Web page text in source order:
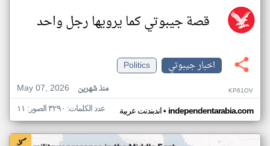
قصة جيبوتي كما يرويها رجل واحد
اخبار جيبوتي
Politics
May 07, 2026
منذ شهرين KP61OV
اندبندنت عربية• independentarabia.com عدد الكلمات: ٣٢٩٠ الصور: ١١